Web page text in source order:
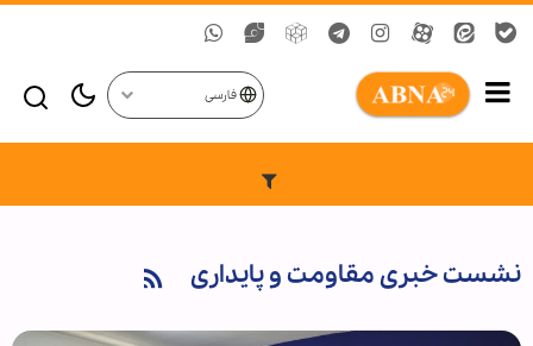
فارسی
نشست خبری مقاومت و پایداری